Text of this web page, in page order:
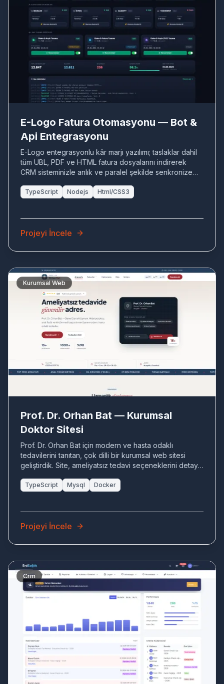
E-
E-Logo Fatura Otomasyonu — Bot &
Api Entegrasyonu
E-Logo entegrasyonlu kâr marjı yazılımı; taslaklar dahil
tüm UBL, PDF ve HTML fatura dosyalarını indirerek
CRM sisteminizle anlık ve paralel şekilde senkronize
TypeScript Nodejs Html/CSS3
Projeyi İncele
PR
Kurumsal Web
Prof. Dr. Orhan Bat — Kurumsal
Doktor Sitesi
Prof. Dr. Orhan Bat için modern ve hasta odaklı
tedavilerini tanıtan, çok dilli bir kurumsal web sitesi
geliştirdik. Site, ameliyatsız tedavi seçeneklerini detaylı
TypeScript Mysql Docker
Projeyi İncele
ER
Crm